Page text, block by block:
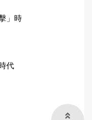
」時
代